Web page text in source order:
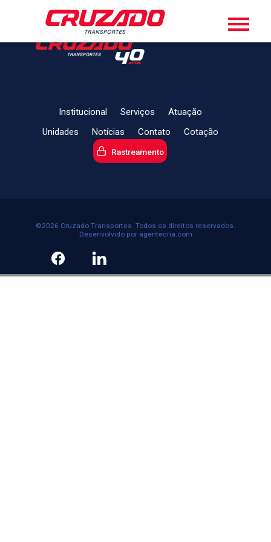
Institucional Serviços
Atuação
Unidades
Notícias Contato Cotação
Rastreamento
©2026 Cruzado Transportes. Todos os direitos reservados.
Desenvolvido por agentecria.com